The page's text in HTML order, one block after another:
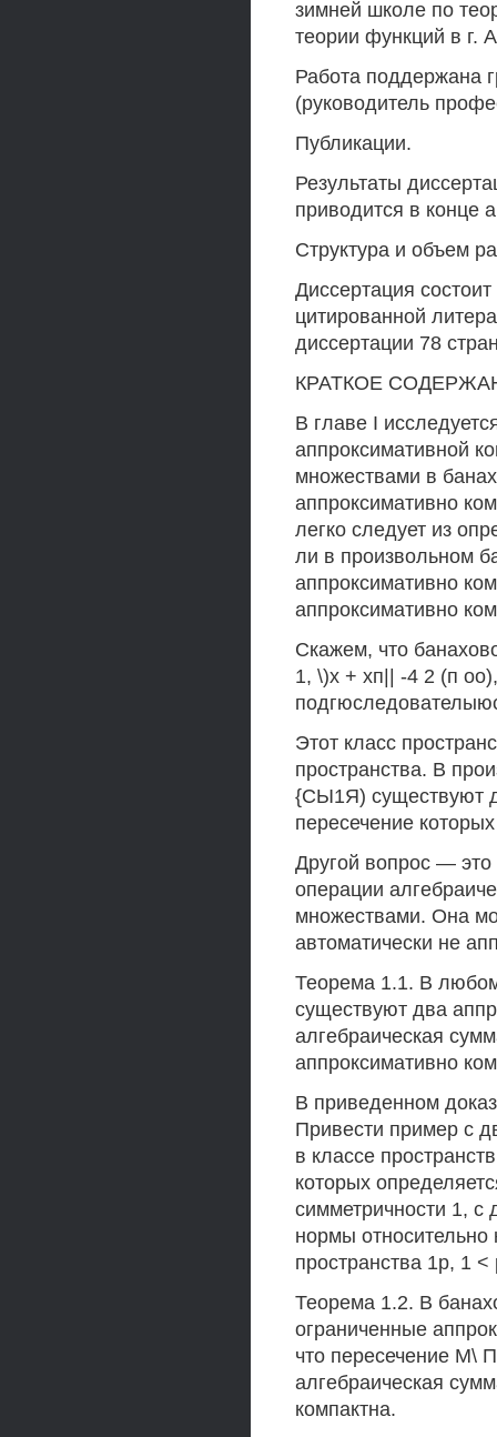
зимней школе по
теории функций в г.
Работа поддержана
(руководитель
Публикации.
Результаты
приводится в конце
Структура и объем
Диссертация
цитированной
диссертации 78
КРАТКОЕ
В главе I
аппроксимативной
множествами в
аппроксимативно
легко следует из
ли в произвольном
аппроксимативно
аппроксимативно
Скажем, что
1, \)х + хп|| -4 2 (п
Этот класс
пространства. В
{СЫ1Я) существуют
пересечение
Другой вопрос — это
операции
множествами. Она
автоматически не
Теорема 1.1. В
существуют два
алгебраическая
аппроксимативно
В приведенном
Привести пример с
в классе
которых
симметричности 1, с
нормы относительно
пространства 1р, 1
Теорема 1.2. В
ограниченные
что пересечение М\
алгебраическая
компактна.